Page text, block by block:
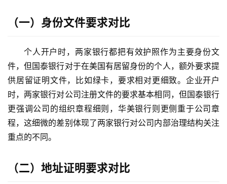
行
开
全
球
支
付
方
案
球
登录 注册
（一）身份文件要求对比
个人开户时，两家银行都把有效护照作为主要身份文
件，但国泰银行对于在美国有居留身份的个人，额外要求提
供居留证明文件，比如绿卡，要求相对更细致。企业开户
时，两家银行对公司注册文件的要求基本相同，但国泰银行
更强调公司的组织章程细则，华美银行则更侧重于公司章
程，这细微的差别体现了两家银行对公司内部治理结构关注
重点的不同。
（二）地址证明要求对比